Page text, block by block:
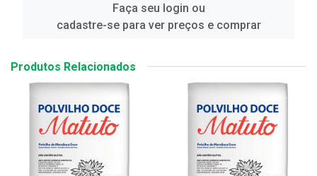
Faça seu login ou
cadastre-se para ver preços e comprar
Produtos Relacionados